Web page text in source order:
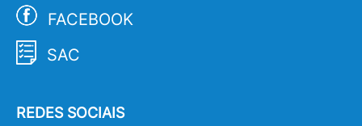
FACEBOOK
SAC
REDES SOCIAIS